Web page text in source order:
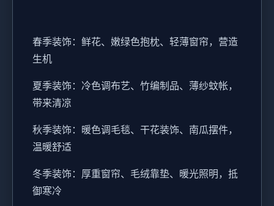
春季装饰：鲜花、嫩绿色抱枕、轻薄窗帘，营造
生机
夏季装饰：冷色调布艺、竹编制品、薄纱蚊帐，
带来清凉
秋季装饰：暖色调毛毯、干花装饰、南瓜摆件，
温暖舒适
冬季装饰：厚重窗帘、毛绒靠垫、暖光照明，抵
御寒冷